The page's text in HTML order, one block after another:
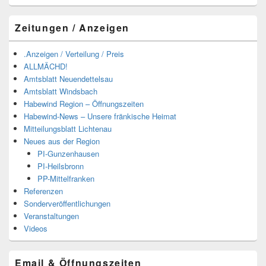
Zeitungen / Anzeigen
.Anzeigen / Verteilung / Preis
ALLMÄCHD!
Amtsblatt Neuendettelsau
Amtsblatt Windsbach
Habewind Region – Öffnungszeiten
Habewind-News – Unsere fränkische Heimat
Mitteilungsblatt Lichtenau
Neues aus der Region
PI-Gunzenhausen
PI-Heilsbronn
PP-Mittelfranken
Referenzen
Sonderveröffentlichungen
Veranstaltungen
Videos
Email & Öffnungszeiten